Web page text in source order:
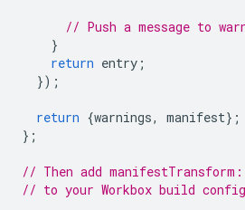
// Push a message to
}
return entry ;
});
return {warnings, manifest};
};
// Then add
// to your Workbox build